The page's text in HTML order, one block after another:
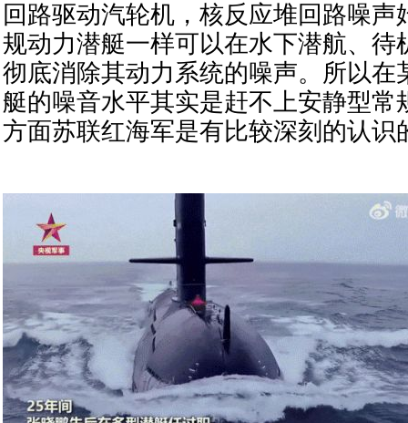
回路驱动汽轮机，核反应堆回路噪声
规动力潜艇一样可以在水下潜航、待
彻底消除其动力系统的噪声。所以在
艇的噪音水平其实是赶不上安静型常
方面苏联红海军是有比较深刻的认识